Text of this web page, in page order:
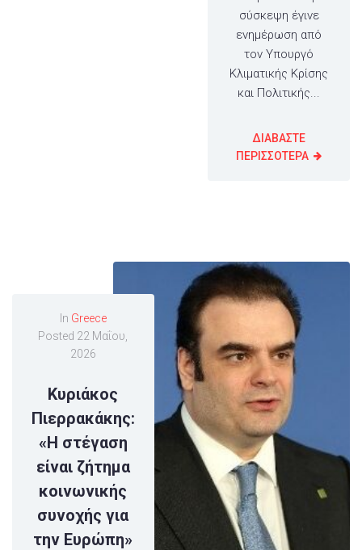
σύσκεψη έγινε
ενημέρωση από
τον Υπουργό
Κλιματικής Κρίσης
και Πολιτικής...
ΔΙΑΒΑΣΤΕ
ΠΕΡΙΣΣΟΤΕΡΑ
In Greece
Posted 22 Μαΐου,
2026
Κυριάκος
Πιερρακάκης:
«Η στέγαση
είναι ζήτημα
κοινωνικής
συνοχής για
την Ευρώπη»